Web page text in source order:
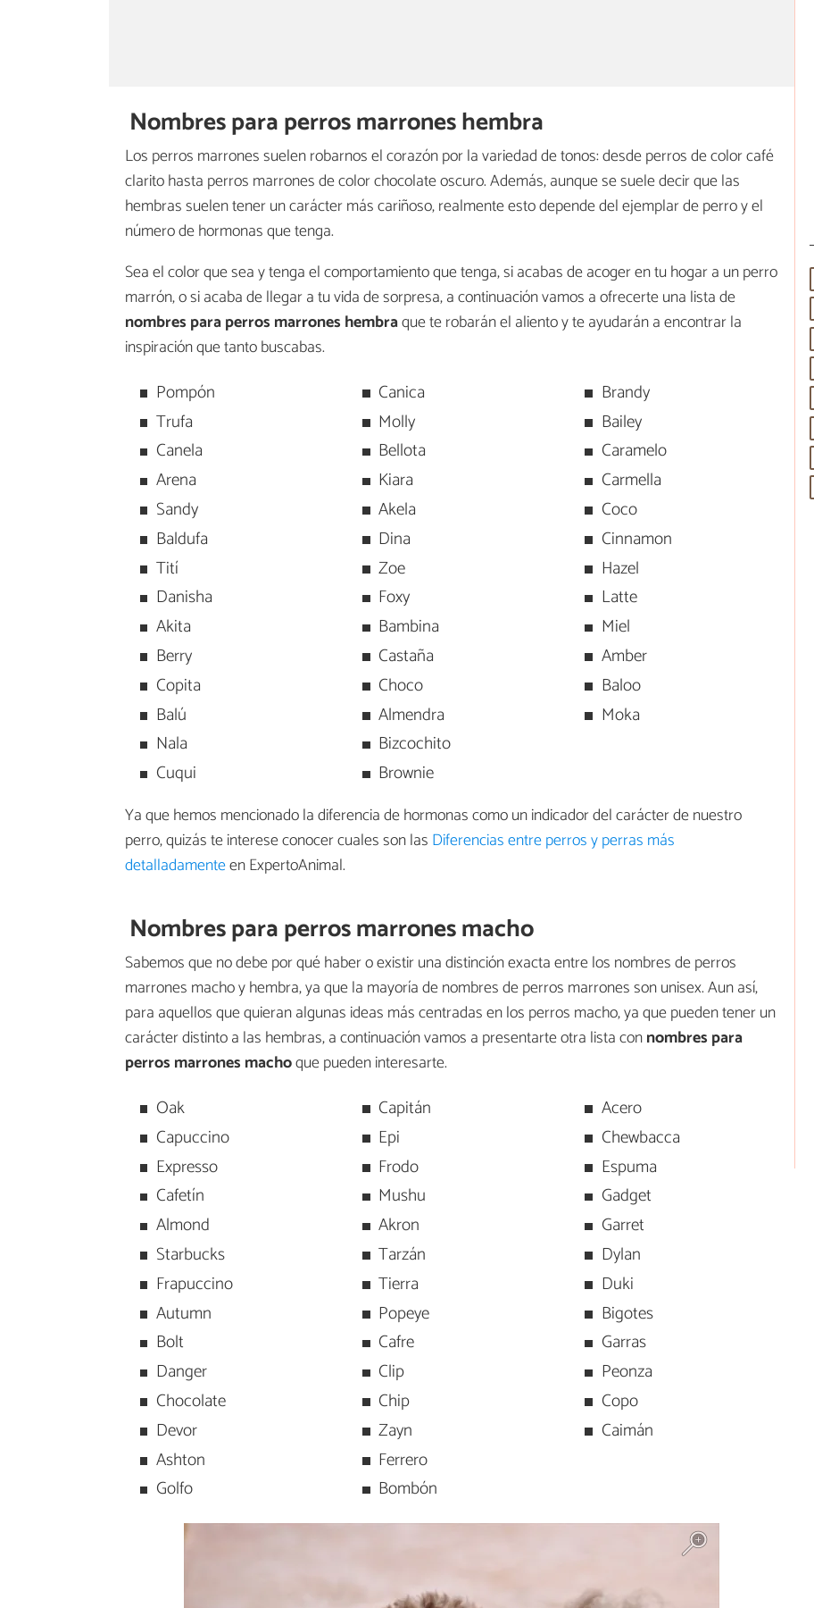
Nombres para perros marrones hembra
Los perros marrones suelen robarnos el corazón por la variedad de tonos: desde perros de color café
clarito hasta perros marrones de color chocolate oscuro. Además, aunque se suele decir que las
hembras suelen tener un carácter más cariñoso, realmente esto depende del ejemplar de perro y el
número de hormonas que tenga.
Sea el color que sea y tenga el comportamiento que tenga, si acabas de acoger en tu hogar a un perro
marrón, o si acaba de llegar a tu vida de sorpresa, a continuación vamos a ofrecerte una lista de
nombres paraperros marrones hembraque te robarán el aliento y te ayudarán a encontrar la
inspiración que tanto buscabas.
Pompón
Trufa
Canela
Arena
Sandy
Baldufa
Tití
Danisha
Akita
Berry
Copita
Balú
Nala
Cuqui
Canica
Molly
Bellota
Kiara
Akela
Dina
Zoe
Foxy
Bambina
Castaña
Choco
Almendra
Bizcochito
Brownie
Brandy
Bailey
Caramelo
Carmella
Coco
Cinnamon
Hazel
Latte
Miel
Amber
Baloo
Moka
Ya que hemos mencionado la diferencia de hormonas como un indicador del carácter de nuestro
perro, quizás te interese conocer cuales son las Diferencias entre perros y perras más
detalladamenteen ExpertoAnimal.
Nombres para perros marrones macho
Sabemos que no debe por qué haber o existir una distinción exacta entre los nombres de perros
marrones macho y hembra, ya que la mayoría de nombres de perros marrones son unisex. Aun así,
para aquellos que quieran algunas ideas más centradas en los perros macho, ya que pueden tener un
carácter distinto a las hembras, a continuación vamos a presentarte otra lista connombres para
perros marrones machoque pueden interesarte.
Oak
Capuccino
Expresso
Cafetín
Almond
Starbucks
Frapuccino
Autumn
Bolt
Danger
Chocolate
Devor
Ashton
Golfo
Capitán
Epi
Frodo
Mushu
Akron
Tarzán
Tierra
Popeye
Cafre
Clip
Chip
Zayn
Ferrero
Bombón
Acero
Chewbacca
Espuma
Gadget
Garret
Dylan
Duki
Bigotes
Garras
Peonza
Copo
Caimán